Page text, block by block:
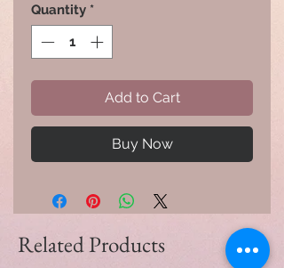
Quantity *
Add to Cart
Buy Now
Related Products